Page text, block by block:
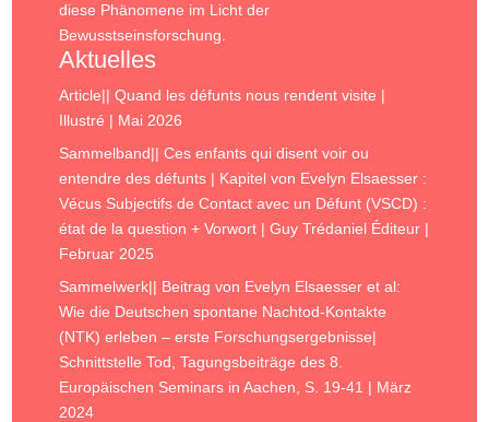
diese Phänomene im Licht der
Bewusstseinsforschung.
Aktuelles
Article|| Quand les défunts nous rendent visite |
Illustré | Mai 2026
Sammelband|| Ces enfants qui disent voir ou
entendre des défunts | Kapitel von Evelyn Elsaesser :
Vécus Subjectifs de Contact avec un Défunt (VSCD) :
état de la question + Vorwort | Guy Trédaniel Éditeur |
Februar 2025
Sammelwerk|| Beitrag von Evelyn Elsaesser et al:
Wie die Deutschen spontane Nachtod-Kontakte
(NTK) erleben – erste Forschungsergebnisse|
Schnittstelle Tod, Tagungsbeiträge des 8.
Europäischen Seminars in Aachen, S. 19-41 | März
2024